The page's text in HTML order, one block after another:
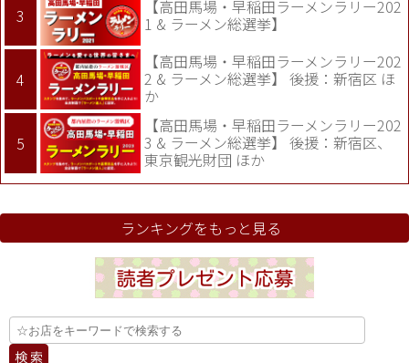
【高田馬場・早稲田ラーメンラリー202
1 & ラーメン総選挙】
【高田馬場・早稲田ラーメンラリー202
2 & ラーメン総選挙】 後援：新宿区 ほ
か
【高田馬場・早稲田ラーメンラリー202
3 & ラーメン総選挙】 後援：新宿区、
東京観光財団 ほか
ランキングをもっと見る